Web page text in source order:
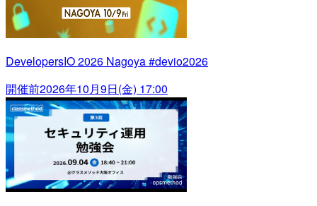
DevelopersIO 2026 Nagoya #devio2026
開催前2026年10月9日(金) 17:00